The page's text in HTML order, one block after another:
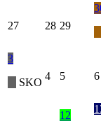
27 28 29
3
SKO
4 5 6
12